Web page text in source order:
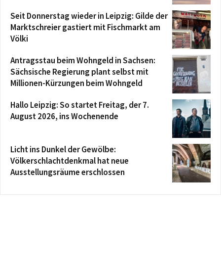
Seit Donnerstag wieder in Leipzig: Gilde der
Marktschreier gastiert mit Fischmarkt am
Völki
Antragsstau beim Wohngeld in Sachsen:
Sächsische Regierung plant selbst mit
Millionen-Kürzungen beim Wohngeld
Hallo Leipzig: So startet Freitag, der 7.
August 2026, ins Wochenende
Licht ins Dunkel der Gewölbe:
Völkerschlachtdenkmal hat neue
Ausstellungsräume erschlossen